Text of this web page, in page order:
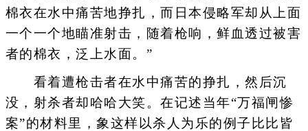
棉衣在水中痛苦地挣扎，而日本侵略军却从上面
一个一个地瞄准射击，随着枪响，鲜血透过被害
者的棉衣，泛上水面。”
看着遭枪击者在水中痛苦的挣扎，然后沉
没，射杀者却哈哈大笑。在记述当年“万福闸惨
案”的材料里，象这样以杀人为乐的例子比比皆